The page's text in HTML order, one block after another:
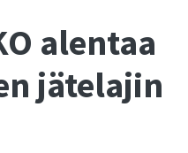
alentaa
jätelajin